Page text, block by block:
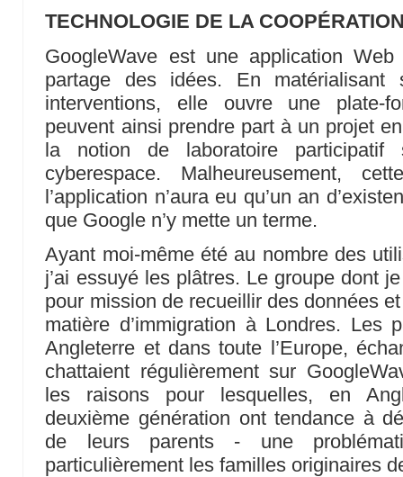
TECHNOLOGIE DE LA
GoogleWave est une application
partage des idées. En matérialisant
interventions, elle ouvre une plate-
peuvent ainsi prendre part à un projet
la notion de laboratoire participatif
cyberespace. Malheureusement,
l’application n’aura eu qu’un an
que Google n’y mette un terme.
Ayant moi-même été au nombre des
j’ai essuyé les plâtres. Le groupe dont
pour mission de recueillir des données
matière d’immigration à Londres. Les
Angleterre et dans toute l’Europe,
chattaient régulièrement sur
les raisons pour lesquelles, en
deuxième génération ont tendance à
de leurs parents - une
particulièrement les familles originaires